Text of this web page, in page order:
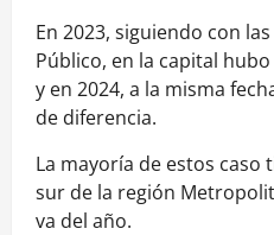
En 2023, siguiendo con
Público, en la capital
y en 2024, a la misma
de diferencia.
La mayoría de estos caso
sur de la región
va del año.